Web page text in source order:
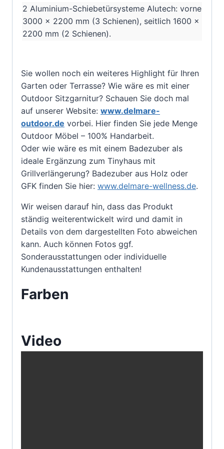
2 Aluminium-Schiebetürsysteme Alutech: vorne
3000 x 2200 mm (3 Schienen), seitlich 1600 x
2200 mm (2 Schienen).
Sie wollen noch ein weiteres Highlight für Ihren
Garten oder Terrasse? Wie wäre es mit einer
Outdoor Sitzgarnitur? Schauen Sie doch mal
auf unserer Website: www.delmare-
outdoor.de vorbei. Hier finden Sie jede Menge
Outdoor Möbel – 100% Handarbeit.
Oder wie wäre es mit einem Badezuber als
ideale Ergänzung zum Tinyhaus mit
Grillverlängerung? Badezuber aus Holz oder
GFK finden Sie hier: www.delmare-wellness.de.
Wir weisen darauf hin, dass das Produkt
ständig weiterentwickelt wird und damit in
Details von dem dargestellten Foto abweichen
kann. Auch können Fotos ggf.
Sonderausstattungen oder individuelle
Kundenausstattungen enthalten!
Farben
Video